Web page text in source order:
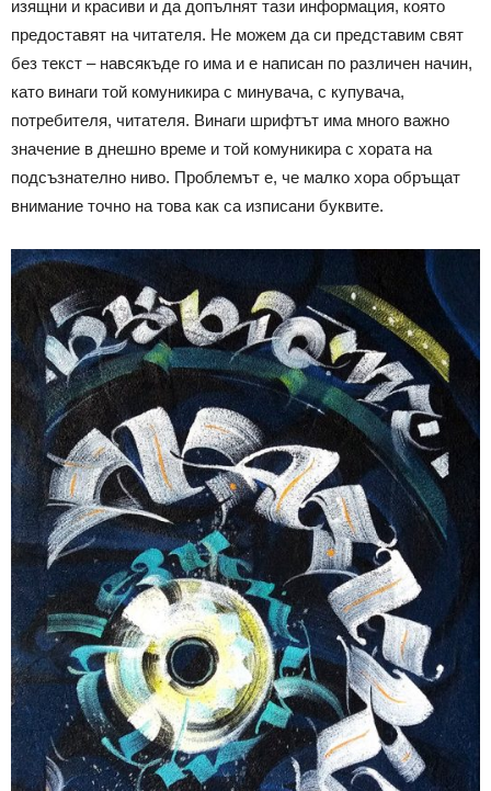
изящни и красиви и да допълнят тази информация, която
предоставят на читателя. Не можем да си представим свят
без текст – навсякъде го има и е написан по различен начин,
като винаги той комуникира с минувача, с купувача,
потребителя, читателя. Винаги шрифтът има много важно
значение в днешно време и той комуникира с хората на
подсъзнателно ниво. Проблемът е, че малко хора обръщат
внимание точно на това как са изписани буквите.